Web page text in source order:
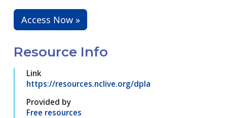
Access Now »
Resource Info
Link
https://resources.nclive.org/dpla
Provided by
Free resources